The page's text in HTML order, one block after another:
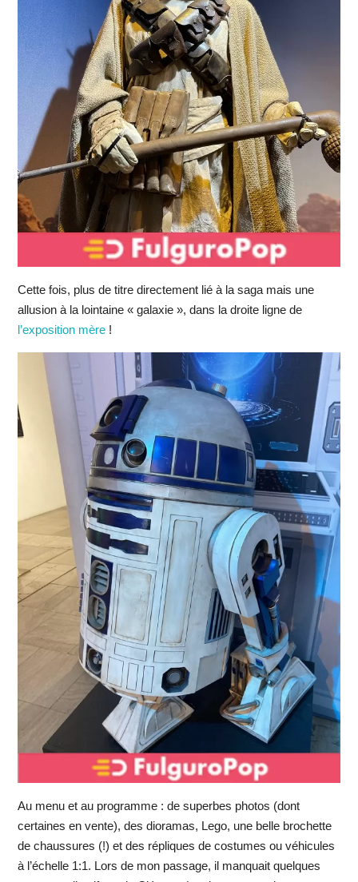
Cette fois, plus de titre directement lié à la saga mais une
allusion à la lointaine « galaxie », dans la droite ligne de
l’exposition mère!
Au menu et au programme : de superbes photos (dont
certaines en vente), des dioramas, Lego, une belle brochette
de chaussures (!) et des répliques de costumes ou véhicules
à l’échelle 1:1. Lors de mon passage, il manquait quelques